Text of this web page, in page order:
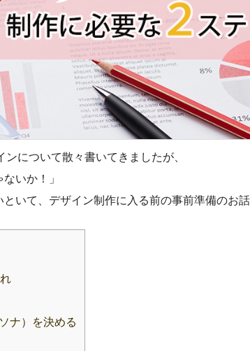
について散々書いてきましたが、
いか！」
いて、デザイン制作に入る前の事前準備のお話
ナ）を決める